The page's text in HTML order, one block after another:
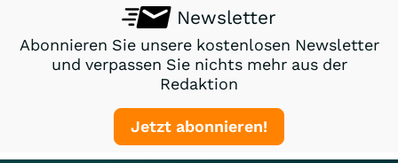
Newsletter
Abonnieren Sie unsere kostenlosen Newsletter
und verpassen Sie nichts mehr aus der
Redaktion
Jetzt abonnieren!